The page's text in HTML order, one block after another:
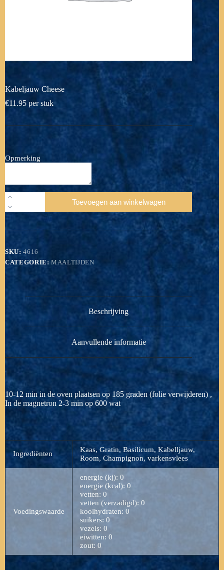
Kabeljauw Cheese
€11.95 per stuk
Opmerking
Kabeljauw
aantal
Toevoegen aan winkelwagen
SKU:4616
CATEGORIE:MAALTIJDEN
Beschrijving
Aanvullende informatie
10-12 min in de oven plaatsen op 185 graden (folie verwijderen) ,
In de magnetron 2-3 min op 600 wat
Ingrediënten
Kaas, Gratin, Basilicum, Kabelljauw,
Room, Champignon, varkensvlees
Voedingswaarde
energie (kj): 0
energie (kcal): 0
vetten: 0
vetten (verzadigd): 0
koolhydraten: 0
suikers: 0
vezels: 0
eiwitten: 0
zout: 0